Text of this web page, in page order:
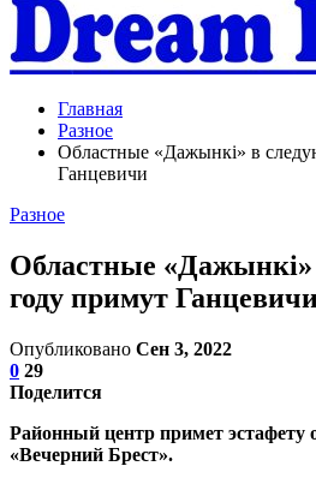
Главная
Разное
Областные «Дажынкі» в
Ганцевичи
Разное
Областные
году примут
Опубликовано Сен 3, 2022
0 29
Поделится
Районный центр примет эстафету
«Вечерний Брест».